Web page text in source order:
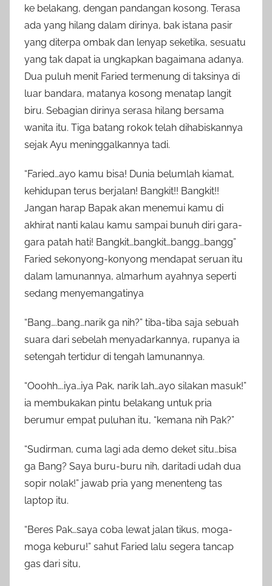
ke belakang, dengan pandangan kosong. Terasa
ada yang hilang dalam dirinya, bak istana pasir
yang diterpa ombak dan lenyap seketika, sesuatu
yang tak dapat ia ungkapkan bagaimana adanya.
Dua puluh menit Faried termenung di taksinya di
luar bandara, matanya kosong menatap langit
biru. Sebagian dirinya serasa hilang bersama
wanita itu. Tiga batang rokok telah dihabiskannya
sejak Ayu meninggalkannya tadi.
“Faried…ayo kamu bisa! Dunia belumlah kiamat,
kehidupan terus berjalan! Bangkit!! Bangkit!!
Jangan harap Bapak akan menemui kamu di
akhirat nanti kalau kamu sampai bunuh diri gara-
gara patah hati! Bangkit…bangkit…bangg…bangg”
Faried sekonyong-konyong mendapat seruan itu
dalam lamunannya, almarhum ayahnya seperti
sedang menyemangatinya
“Bang….bang…narik ga nih?” tiba-tiba saja sebuah
suara dari sebelah menyadarkannya, rupanya ia
setengah tertidur di tengah lamunannya.
“Ooohh….iya…iya Pak, narik lah…ayo silakan masuk!”
ia membukakan pintu belakang untuk pria
berumur empat puluhan itu, “kemana nih Pak?”
“Sudirman, cuma lagi ada demo deket situ…bisa
ga Bang? Saya buru-buru nih, daritadi udah dua
sopir nolak!” jawab pria yang menenteng tas
laptop itu.
“Beres Pak…saya coba lewat jalan tikus, moga-
moga keburu!” sahut Faried lalu segera tancap
gas dari situ,